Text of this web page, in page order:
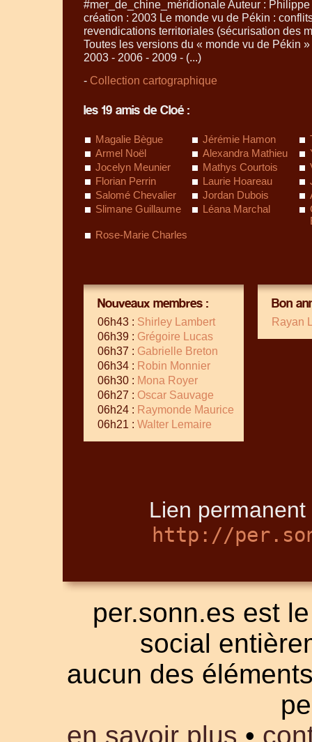
#mer_de_chine_méridionale Auteur :
création : 2003 Le monde vu de Pékin :
revendications territoriales (sécurisation des
Toutes les versions du « monde vu de Pékin »
2003 - 2006 - 2009 - (...)
- Collection cartographique
les 19 amis de Cloé :
Magalie Bègue Jérémie Hamon
Armel Noël
Alexandra Mathieu
Jocelyn Meunier
Mathys Courtois
Florian Perrin
Laurie Hoareau
Salomé Chevalier
Jordan Dubois
Slimane Guillaume
Léana Marchal
Rose-Marie Charles
Nouveaux membres :
06h43 : Shirley Lambert
06h39 : Grégoire Lucas
06h37 : Gabrielle Breton
06h34 : Robin Monnier
06h30 : Mona Royer
06h27 : Oscar Sauvage
06h24 : Raymonde Maurice
06h21 : Walter Lemaire
Bon
Rayan
Lien
http://
per.sonn.es est
social
aucun des
en savoir plus •